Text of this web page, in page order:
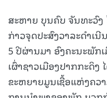
ສະຫາຍ ບຸນຄົບ ຈັນທະວົງ
ກ່າວຈຸດປະສົງວາລະດຳເ
5 ປີຜ່ານມາ ອົງຄະນະພັກ
ເຜົ່າຊາວເມືອງປາກກະດິງ
ຂະຫຍາຍມູນເຊື້ອແຫ່ງຄວ